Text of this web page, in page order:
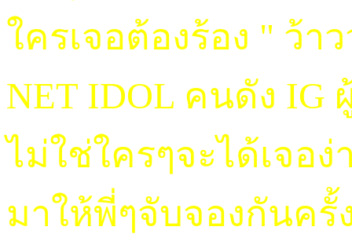
ใครเจอต้องร้อง " ว้า
NET IDOL คนดัง IG
ไม่ใช่ใครๆจะได้เจอง่
มาให้พี่ๆจับจองกันค